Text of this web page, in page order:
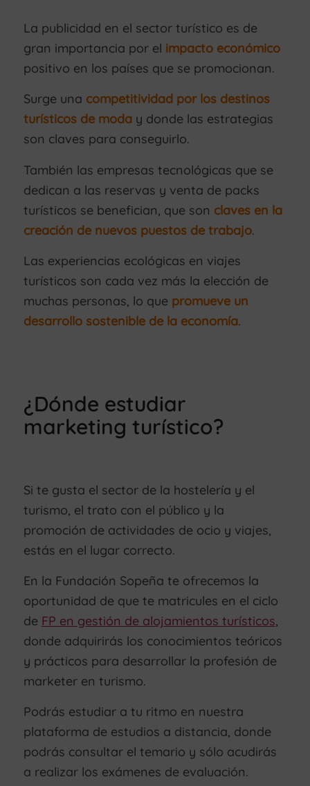
La publicidad en el sector turístico es de
gran importancia por el impacto económico
positivo en los países que se promocionan.
Surge una competitividad por los destinos
turísticos de moday donde las estrategias
son claves para conseguirlo.
También las empresas tecnológicas que se
dedican a las reservas y venta de packs
turísticos se benefician, que son claves en la
creación de nuevos puestos de trabajo.
Las experiencias ecológicas en viajes
turísticos son cada vez más la elección de
muchas personas, lo que promueve un
desarrollo sostenible de la economía.
¿Dónde estudiar
marketing turístico?
Si te gusta el sector de la hostelería y el
turismo, el trato con el público y la
promoción de actividades de ocio y viajes,
estás en el lugar correcto.
En la Fundación Sopeña te ofrecemos la
oportunidad de que te matricules en el ciclo
de FP en gestión de alojamientos turísticos,
donde adquirirás los conocimientos teóricos
y prácticos para desarrollar la profesión de
marketer en turismo.
Podrás estudiar a tu ritmo en nuestra
plataforma de estudios a distancia, donde
podrás consultar el temario y sólo acudirás
a realizar los exámenes de evaluación.